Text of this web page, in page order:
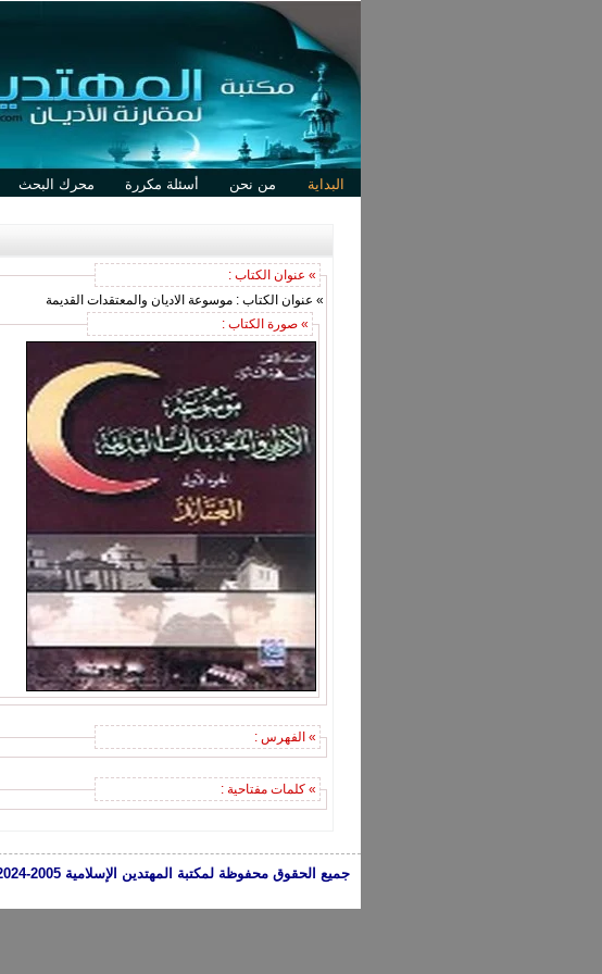
البداية من نحن أسئلة مكررة محرك البحث
» عنوان الكتاب :
» عنوان الكتاب : موسوعة الاديان والمعتقدات القديمة
» صورة الكتاب :
» الفهرس :
» كلمات مفتاحية :
جميع الحقوق محفوظة لمكتبة المهتدين الإسلامية 2005-2024 | الكتب تعبر عن رأي اصحابها فقط.